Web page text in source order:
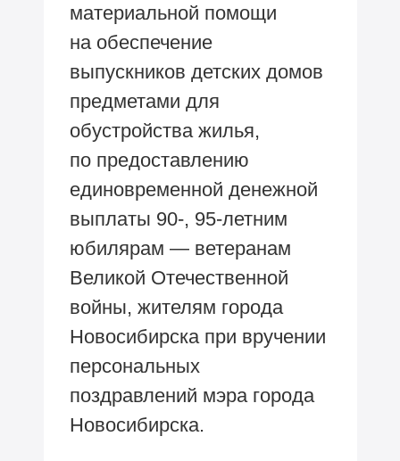
материальной помощи
на обеспечение
выпускников детских домов
предметами для
обустройства жилья,
по предоставлению
единовременной денежной
выплаты 90-, 95-летним
юбилярам — ветеранам
Великой Отечественной
войны, жителям города
Новосибирска при вручении
персональных
поздравлений мэра города
Новосибирска.